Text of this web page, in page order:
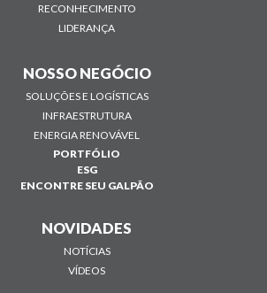
RECONHECIMENTO
LIDERANÇA
NOSSO NEGÓCIO
SOLUÇÕES E LOGÍSTICAS
INFRAESTRUTURA
ENERGIA RENOVÁVEL
PORTFÓLIO
ESG
ENCONTRE SEU GALPÃO
NOVIDADES
NOTÍCIAS
VÍDEOS